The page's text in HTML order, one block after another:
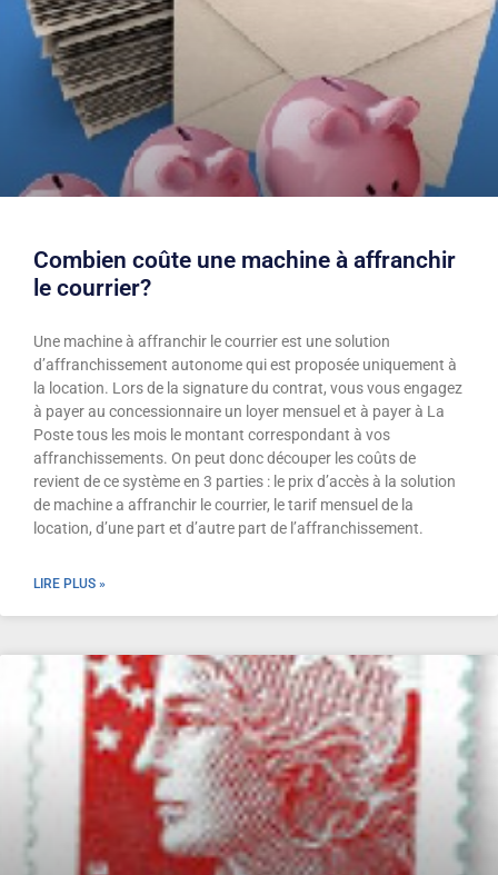
Combien coûte une machine à affranchir
le courrier?
Une machine à affranchir le courrier est une solution
d’affranchissement autonome qui est proposée uniquement à
la location. Lors de la signature du contrat, vous vous engagez
à payer au concessionnaire un loyer mensuel et à payer à La
Poste tous les mois le montant correspondant à vos
affranchissements. On peut donc découper les coûts de
revient de ce système en 3 parties : le prix d’accès à la solution
de machine a affranchir le courrier, le tarif mensuel de la
location, d’une part et d’autre part de l’affranchissement.
LIRE PLUS »